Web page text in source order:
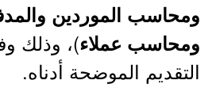
ومحاسب الموردين
ومحاسب عملاء)، وذلك
التقديم الموضحة أدناه.